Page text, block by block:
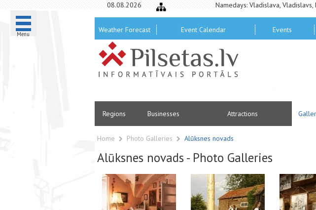
Menu
08.08.2026 Namedays: Vladislava,
Weather Forecast Event Calendar Events
Regions Businesses Attractions
Home Photo Galleries Alūksnes novads
Alūksnes novads - Photo Galleries